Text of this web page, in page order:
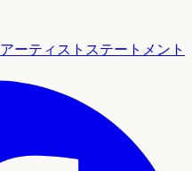
アーティストステートメント